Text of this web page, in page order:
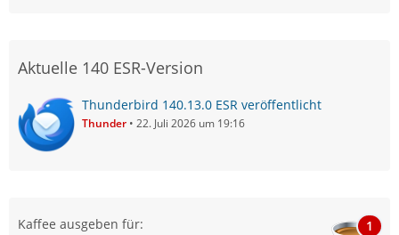
Aktuelle 140 ESR-Version
Thunderbird 140.13.0 ESR veröffentlicht
Thunder 22. Juli 2026 um 19:16
Kaffee ausgeben für: 1